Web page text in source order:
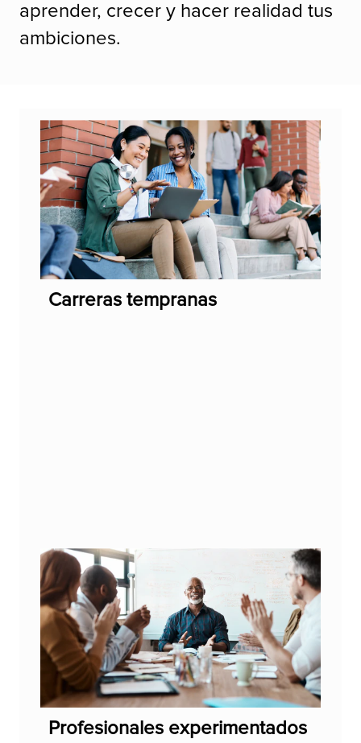
aprender, crecer y hacer realidad tus
ambiciones.
Carreras tempranas
Profesionales experimentados